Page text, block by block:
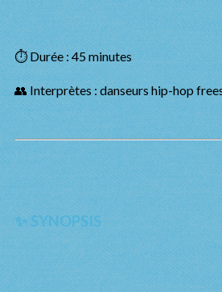
⏱ Durée : 45 minutes
👥 Interprètes : danseurs hip-hop
✨ SYNOPSIS